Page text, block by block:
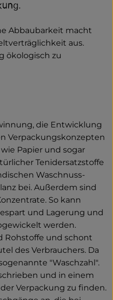
Abbaubarkeit macht
aus.
ökologisch zu
die Entwicklung
Verpackungskonzepten
Papier und sogar
Tenidersatzstoffe
Waschnuss-
bei. Außerdem sind
So kann
und Lagerung und
werden.
Rohstoffe und schont
des Verbrauchers. Da
"Waschzahl".
und in einem
Verpackung zu finden.